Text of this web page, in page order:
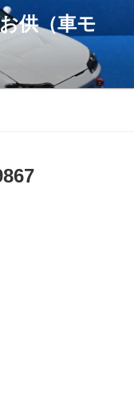
供（車モ